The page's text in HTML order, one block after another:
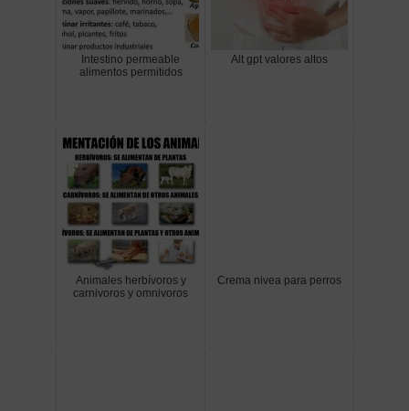
Intestino permeable
alimentos permitidos
Alt gpt valores altos
Animales herbívoros y
carnivoros y omnivoros
Crema nivea para perros